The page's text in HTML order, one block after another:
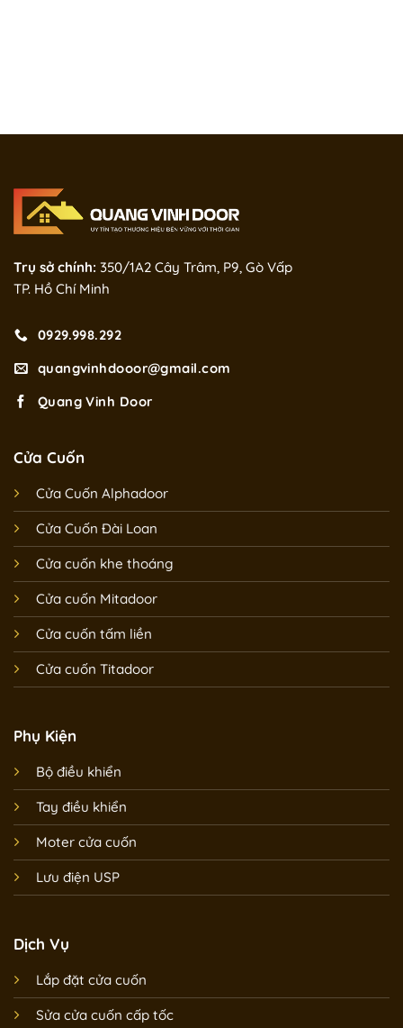
Trụ sở chính: 350/1A2 Cây Trâm, P9, Gò Vấp
TP. Hồ Chí Minh
0929.998.292
quangvinhdooor@gmail.com
Quang Vinh Door
Cửa Cuốn
Cửa Cuốn Alphadoor
Cửa Cuốn Đài Loan
Cửa cuốn khe thoáng
Cửa cuốn Mitadoor
Cửa cuốn tấm liền
Cửa cuốn Titadoor
Phụ Kiện
Bộ điều khiển
Tay điều khiển
Moter cửa cuốn
Lưu điện USP
Dịch Vụ
Lắp đặt cửa cuốn
Sửa cửa cuốn cấp tốc